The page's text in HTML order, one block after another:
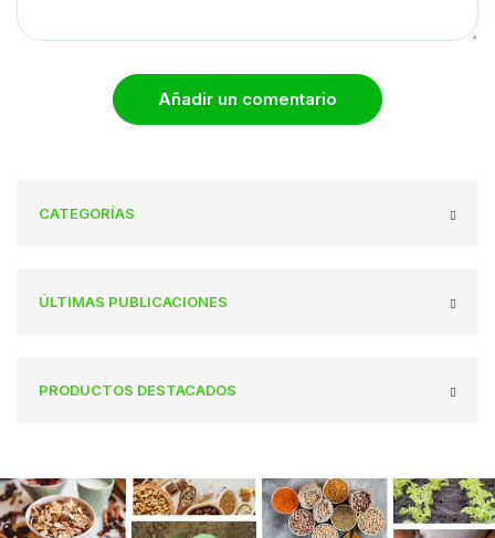
Añadir un comentario
CATEGORÍAS
ÚLTIMAS PUBLICACIONES
PRODUCTOS DESTACADOS